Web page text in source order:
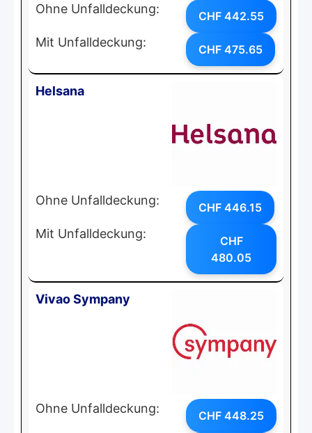
Ohne Unfalldeckung: CHF 442.55
Mit Unfalldeckung: CHF 475.65
Helsana
Ohne Unfalldeckung: CHF 446.15
Mit Unfalldeckung:
CHF
480.05
Vivao Sympany
Ohne Unfalldeckung: CHF 448.25